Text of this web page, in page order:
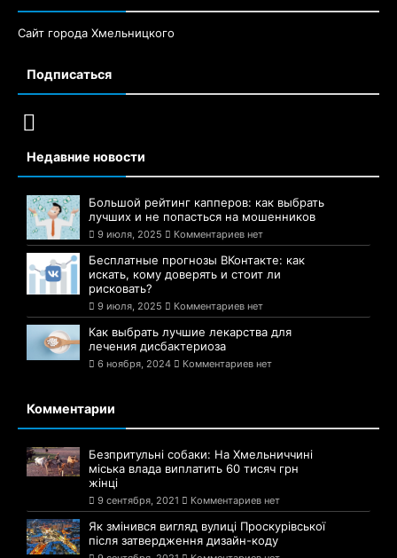
Сайт города Хмельницкого
Подписаться
Недавние новости
Большой рейтинг капперов: как выбрать
лучших и не попасться на мошенников
9 июля, 2025 Комментариев нет
Бесплатные прогнозы ВКонтакте: как
искать, кому доверять и стоит ли
рисковать?
9 июля, 2025 Комментариев нет
Как выбрать лучшие лекарства для
лечения дисбактериоза
6 ноября, 2024 Комментариев нет
Комментарии
Безпритульні собаки: На Хмельниччині
міська влада виплатить 60 тисяч грн
жінці
9 сентября, 2021 Комментариев нет
Як змінився вигляд вулиці Проскурівської
після затвердження дизайн-коду